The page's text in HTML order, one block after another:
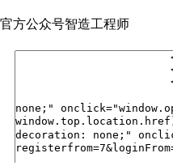
官方公众号智造工程师